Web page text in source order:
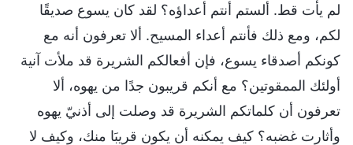
لم يأت قط. ألستم أنتم أعداؤه؟ لقد كان يسوع صديقًا
لكم، ومع ذلك فأنتم أعداء المسيح. ألا تعرفون أنه مع
كونكم أصدقاء يسوع، فإن أفعالكم الشريرة قد ملأت آنية
أولئك الممقوتين؟ مع أنكم قريبون جدًا من يهوه، ألا
تعرفون أن كلماتكم الشريرة قد وصلت إلى أذنيّ يهوه
وأثارت غضبه؟ كيف يمكنه أن يكون قريبَا منك، وكيف لا